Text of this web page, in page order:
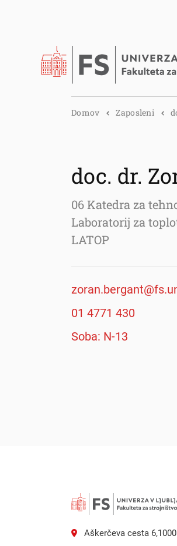
Domov Zaposleni
doc. dr.
06 Katedra za
Laboratorij za
LATOP
01 4771 430
Soba: N-13
Aškerčeva cesta